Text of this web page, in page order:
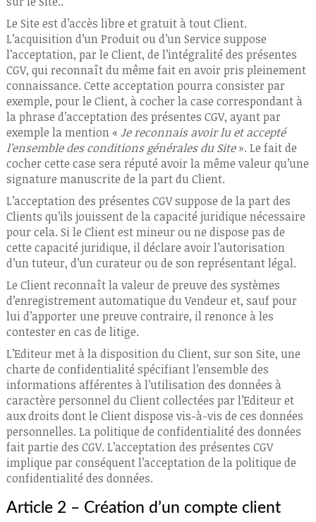
Le Site est d’accès libre et gratuit à tout Client.
L’acquisition d’un Produit ou d’un Service suppose
l’acceptation, par le Client, de l’intégralité des présentes
CGV, qui reconnaît du même fait en avoir pris pleinement
connaissance. Cette acceptation pourra consister par
exemple, pour le Client, à cocher la case correspondant à
la phrase d’acceptation des présentes CGV, ayant par
exemple la mention « Je reconnais avoir lu et accepté
l’ensemble des conditions générales du Site». Le fait de
cocher cette case sera réputé avoir la même valeur qu’une
signature manuscrite de la part du Client.
L’acceptation des présentes CGV suppose de la part des
Clients qu’ils jouissent de la capacité juridique nécessaire
pour cela. Si le Client est mineur ou ne dispose pas de
cette capacité juridique, il déclare avoir l’autorisation
d’un tuteur, d’un curateur ou de son représentant légal.
Le Client reconnaît la valeur de preuve des systèmes
d’enregistrement automatique du Vendeur et, sauf pour
lui d’apporter une preuve contraire, il renonce à les
contester en cas de litige.
L’Editeur met à la disposition du Client, sur son Site, une
charte de confidentialité spécifiant l’ensemble des
informations afférentes à l’utilisation des données à
caractère personnel du Client collectées par l’Editeur et
aux droits dont le Client dispose vis-à-vis de ces données
personnelles. La politique de confidentialité des données
fait partie des CGV. L’acceptation des présentes CGV
implique par conséquent l’acceptation de la politique de
confidentialité des données.
Article 2 – Création d’un compte client